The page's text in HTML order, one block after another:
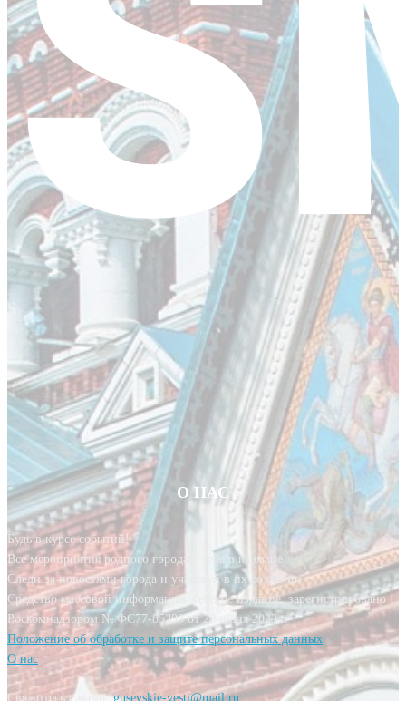
О НАС
Будь в курсе событий!
Все мероприятия родного города у тебя в кармане.
Следи за новостями города и участвуй в их создании!
Средство массовой информации, сетевое издание, зарегистрировано
Роскомнадзором № ФС77-85393 от 20 июня 2023 г.
Положение об обработке и защите персональных данных
О нас
Свяжитесь с нами:gusevskie-vesti@mail.ru